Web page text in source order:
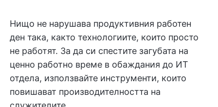
Нищо не нарушава продуктивния работен
ден така, както технологиите, които просто
не работят. За да си спестите загубата на
ценно работно време в обаждания до ИТ
отдела, използвайте инструменти, които
повишават производителността на